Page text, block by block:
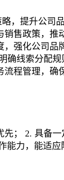
提升公司
售政策，
强化公司
线索分配
程管理，确
； 2. 具备
力，能适应